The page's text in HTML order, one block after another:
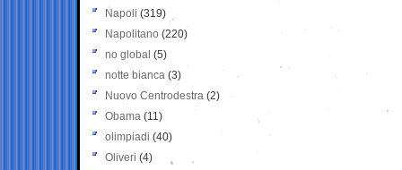
Napoli (319)
Napolitano (220)
no global (5)
notte bianca (3)
Nuovo Centrodestra (2)
Obama (11)
olimpiadi (40)
Oliveri (4)